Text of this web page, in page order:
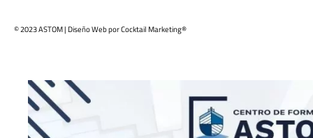
© 2023 ASTOM | Diseño Web porCocktail Marketing®